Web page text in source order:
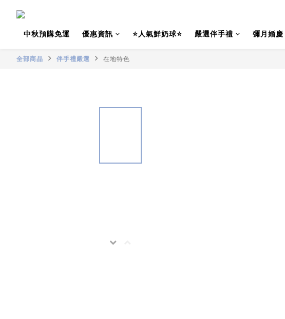
中秋預購免運 優惠資訊 ⭐人氣鮮奶球⭐ 嚴選伴手禮 彌月婚慶
全部商品 伴手禮嚴選 在地特色